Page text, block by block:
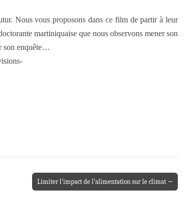
Nous vous proposons dans ce film de partir à leur
martiniquaise que nous observons mener son
son enquête…
Limiter l’impact de l’alimentation sur le climat →